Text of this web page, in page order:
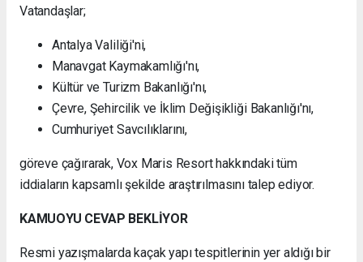
Vatandaşlar;
Antalya Valiliği'ni,
Manavgat Kaymakamlığı'nı,
Kültür ve Turizm Bakanlığı'nı,
Çevre, Şehircilik ve İklim Değişikliği Bakanlığı'nı,
Cumhuriyet Savcılıklarını,
göreve çağırarak, Vox Maris Resort hakkındaki tüm
iddiaların kapsamlı şekilde araştırılmasını talep ediyor.
KAMUOYU CEVAP BEKLİYOR
Resmi yazışmalarda kaçak yapı tespitlerinin yer aldığı bir